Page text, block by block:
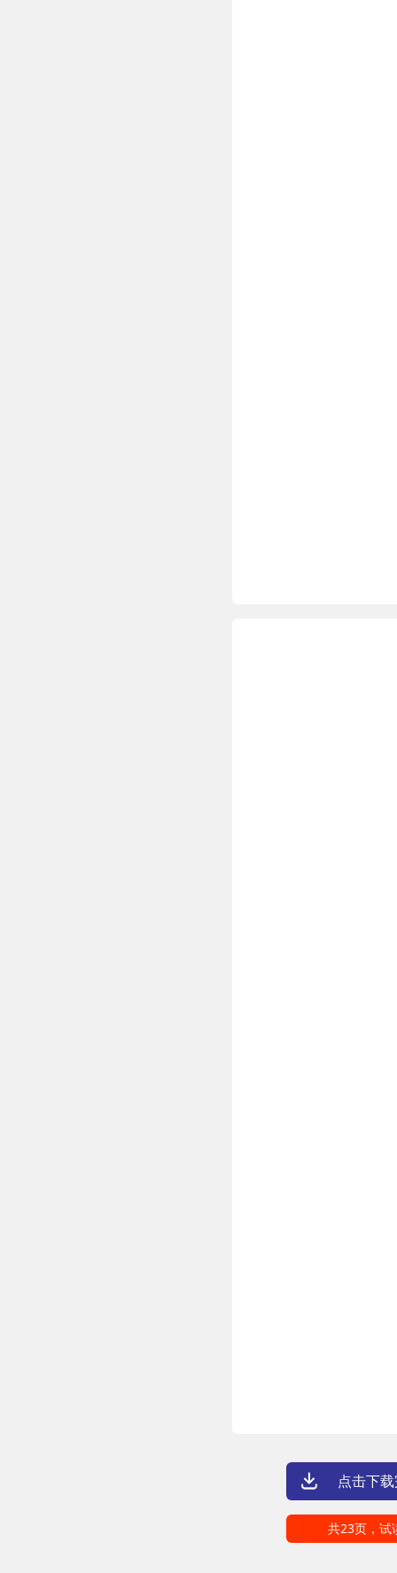
点击下
共23页，试